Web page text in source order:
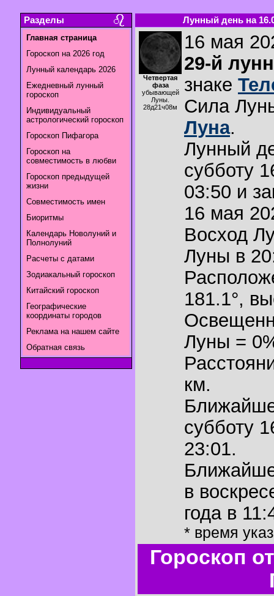
Разделы
Главная страница
Гороскоп на 2026 год
Лунный календарь 2026
Ежедневный лунный
гороскоп
Индивидуальный
астрологический гороскоп
Гороскоп Пифагора
Гороскоп на
совместимость в любви
Гороскоп предыдущей
жизни
Совместимость имен
Биоритмы
Календарь Новолуний и
Полнолуний
Расчеты с датами
Зодиакальный гороскоп
Китайский гороскоп
Географические
координаты городов
Реклама на нашем сайте
Обратная связь
Лунный день на
Четвертая
фаза
убывающей
Луны.
28д21ч08м
16 мая
29-й
знаке
Сила
Луна.
Лунный
субботу
03:50 и
16 мая
Восход
Луны в
181.1°,
Луны =
км.
субботу
23:01.
в
года в
* время
Гороскоп